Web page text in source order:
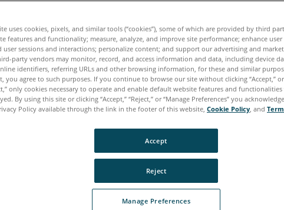
uses cookies, pixels, and similar tools (“cookies”), some of which are provided by third
features and functionality; measure, analyze, and improve site performance; enhance user
user sessions and interactions; personalize content; and support our advertising and
party vendors may monitor, record, and access information and data, including device
identifiers, referring URLs and other browsing information, for these and similar
you agree to such purposes. If you continue to browse our site without clicking “Accept,”
only cookies necessary to operate and enable default website features and
By using this site or clicking “Accept,” “Reject,” or “Manage Preferences” you
Policy available through the link in the footer of this website, Cookie Policy , and
Manage Preferences
Reject
Accept